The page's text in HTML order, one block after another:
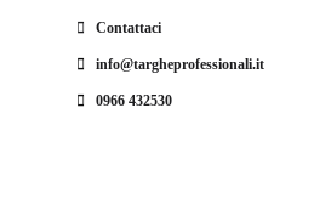
Contattaci
info@targheprofessionali.it
0966 432530